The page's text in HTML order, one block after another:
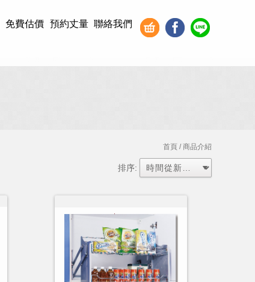
免費估價 預約丈量 聯絡我們
首頁 / 商品介紹
排序: